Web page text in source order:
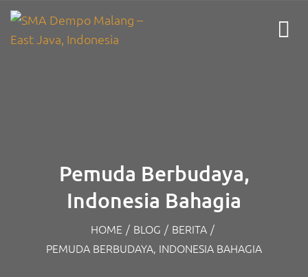
Pemuda Berbudaya,
Indonesia Bahagia
HOME / BLOG / BERITA /
PEMUDA BERBUDAYA, INDONESIA BAHAGIA